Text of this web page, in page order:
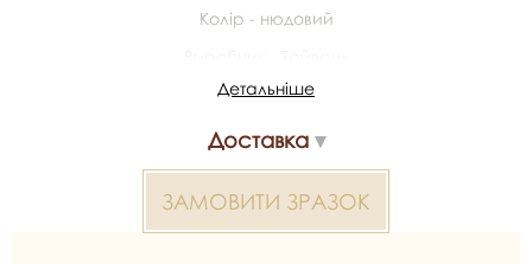
Колір - нюдовий
Склад - 100% поліестер
Ширина - 1.5 м
У рулоні - 50 м
Детальніше
Доставка
ЗАМОВИТИ ЗРАЗОК